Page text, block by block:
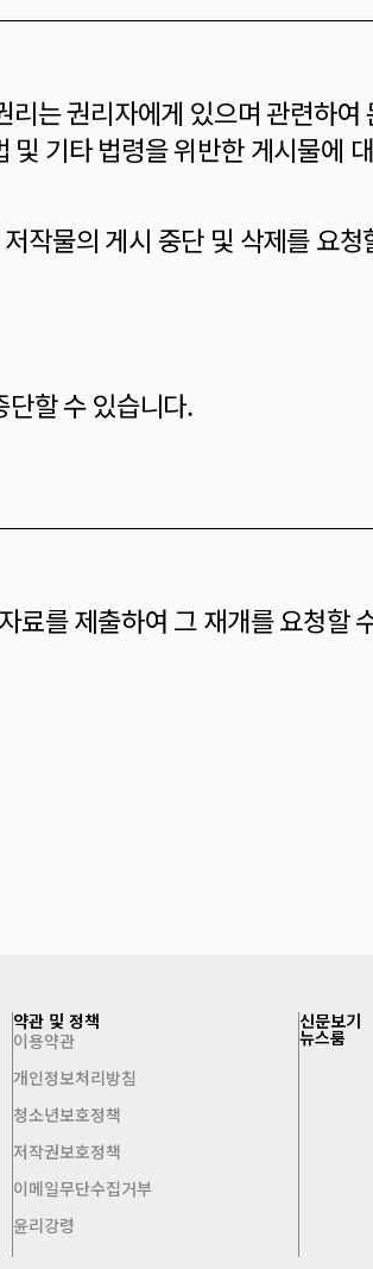
리는 권리자에게 있으며 관련하여
기타 법령을 위반한 게시물에
작물의 게시 중단 및 삭제를 요청
할 수 있습니다.
료를 제출하여 그 재개를 요청할
약관 및 정책
이용약관
개인정보처리방침
청소년보호정책
저작권보호정책
이메일무단수집거부
윤리강령
신문보기
뉴스룸